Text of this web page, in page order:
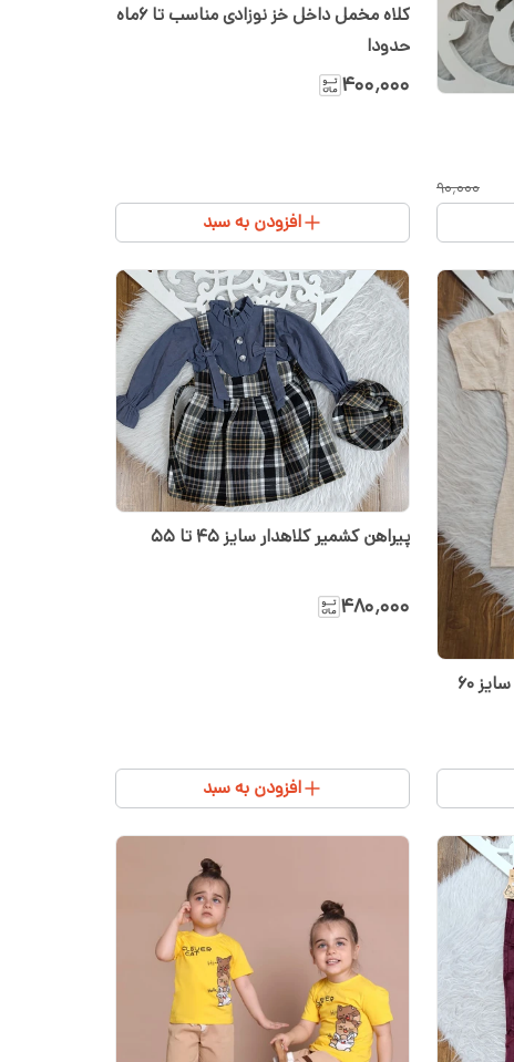
۹۰٬۰۰۰
کلاه مخمل داخل خز نوزادی مناسب تا ۶ماه
حدودا
۴۰۰٬۰۰۰
افزودن به سبد
۶۰
پیراهن کشمیر کلاهدار سایز ۴۵ تا ۵۵
۴۸۰٬۰۰۰
افزودن به سبد